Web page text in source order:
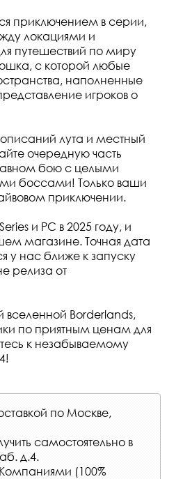
приключением в серии,
локациями и
путешествий по миру
с которой любые
наполненные
игроков о
описаний лута и местный
очередную часть
бою с целыми
боссами! Только ваши
приключении.
и PC в 2025 году, и
магазине. Точная дата
у нас ближе к запуску
релиза от
вселенной Borderlands,
по приятным ценам для
к незабываемому
по Москве,
самостоятельно в
д.4.
(100%